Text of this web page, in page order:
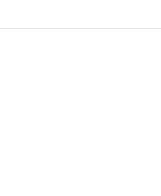
konten